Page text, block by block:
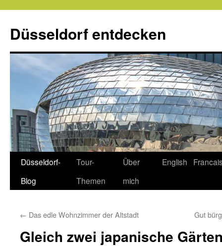
springen
Düsseldorf entdecken
Düsseldorf-
Blog
Tour-
Themen
Über
mich
English
← Das edle Wohnzimmer der Altstadt Gut
Gleich zwei japanische